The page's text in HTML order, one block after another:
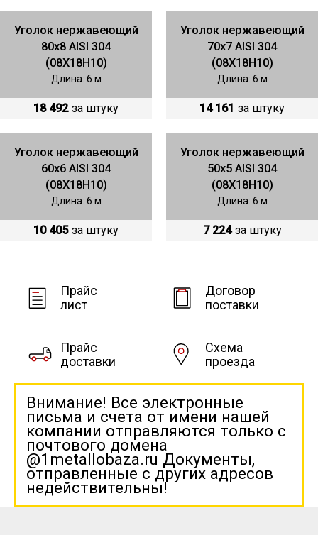
Уголок нержавеющий
80х8 AISI 304
(08Х18Н10)
Длина: 6 м
18 492 за штуку
Уголок нержавеющий
70х7 AISI 304
(08Х18Н10)
Длина: 6 м
14 161 за штуку
Уголок нержавеющий
60х6 AISI 304
(08Х18Н10)
Длина: 6 м
10 405 за штуку
Уголок нержавеющий
50х5 AISI 304
(08Х18Н10)
Длина: 6 м
7 224 за штуку
Прайс
лист
Договор
поставки
Прайс
доставки
Схема
проезда
Внимание! Все электронные
письма и счета от имени нашей
компании отправляются только с
почтового домена
@1metallobaza.ru Документы,
отправленные с других адресов
недействительны!